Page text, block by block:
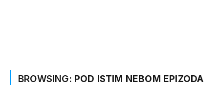
BROWSING: POD ISTIM NEBOM EPIZODA